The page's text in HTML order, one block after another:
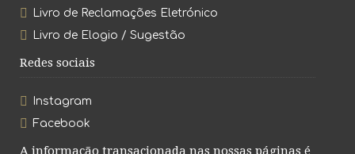
Livro de Reclamações Eletrónico
Livro de Elogio / Sugestão
Redes sociais
Instagram
Facebook
A informação transacionada nas nossas páginas é